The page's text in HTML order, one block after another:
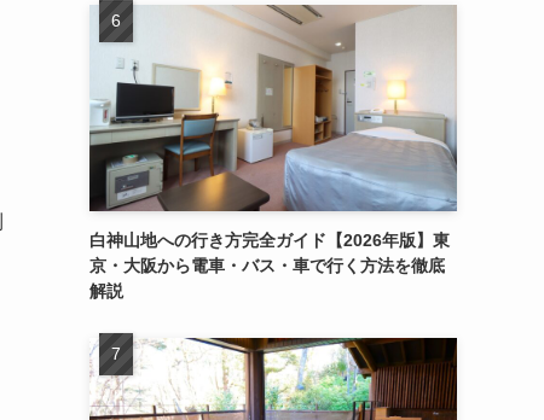
白神山地への行き方完全ガイド【2026年版】東
京・大阪から電車・バス・車で行く方法を徹底
解説